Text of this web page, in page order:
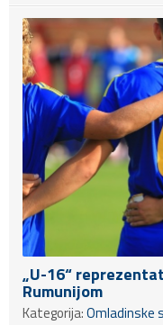
„U-16“
Rumunijom
Kategorija:Omladinske